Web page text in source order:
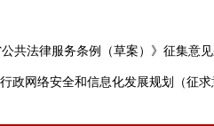
共法律服务条例（草案）》征集意
政网络安全和信息化发展规划（征